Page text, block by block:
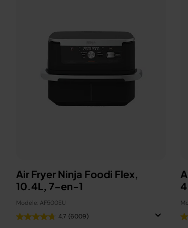
Air Fryer Ninja Foodi Flex,
10.4L, 7-en-1
Modèle: AF500EU
4.7 (6009)